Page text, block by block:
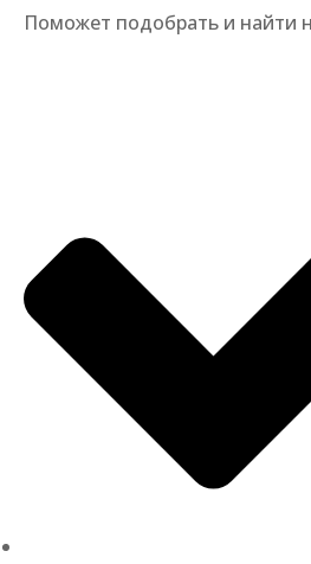
Поможет подобрать и найти